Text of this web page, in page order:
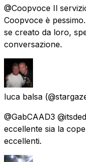
@Coopvoce Il
Coopvoce è
se creato da loro,
conversazione.
luca balsa
@GabCAAD3
eccellente sia la
eccellenti.